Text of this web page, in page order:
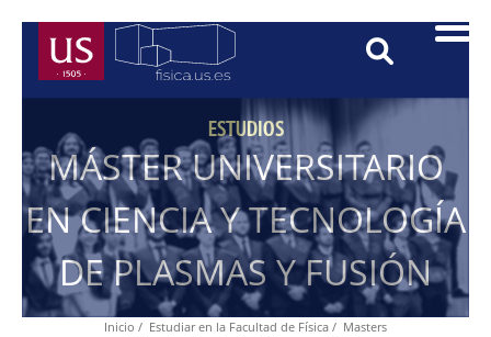
Pasar
Principal
ESTUDIOS
MÁSTER UNIVERSITARIO
EN CIENCIA Y TECNOLOGÍA
DE PLASMAS Y FUSIÓN
Inicio Estudiar en la Facultad de Física
Masters